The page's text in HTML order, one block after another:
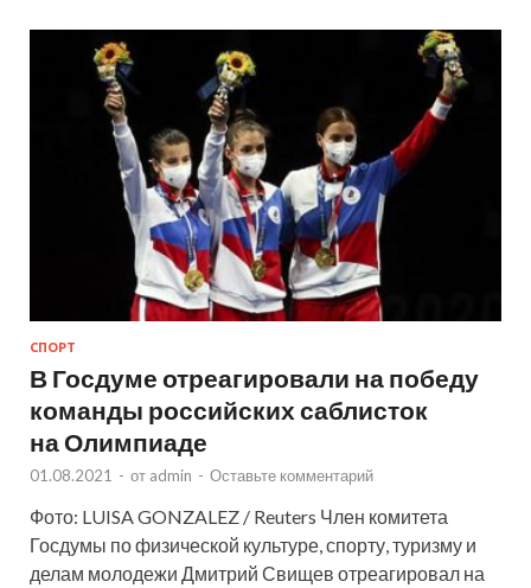
СПОРТ
В Госдуме отреагировали на победу
команды российских саблисток
на Олимпиаде
01.08.2021 - от admin - Оставьте комментарий
Фото: LUISA GONZALEZ / Reuters Член комитета
Госдумы по физической культуре, спорту, туризму и
делам молодежи Дмитрий Свищев отреагировал на